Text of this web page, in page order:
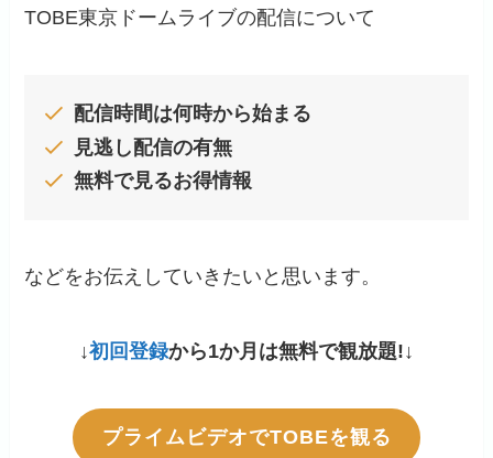
TOBE東京ドームライブの配信について
配信時間は何時から始まる
見逃し配信の有無
無料で見るお得情報
などをお伝えしていきたいと思います。
↓初回登録から1か月は無料で観放題!↓
プライムビデオでTOBEを観る